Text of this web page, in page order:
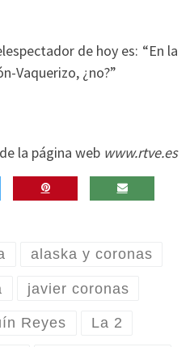
de hoy es: “En la
Vaquerizo, ¿no?”
la página web www.rtve.es
alaska y coronas
javier coronas
Reyes La 2